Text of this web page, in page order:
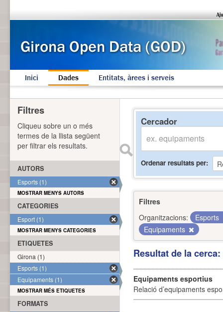
Inici Dades Entitats, àrees i serveis
Cercador
Ordenar resultats per
Filtres
Organitzacions:
Esports
Equipaments
Resultat de la
Equipaments esportius
Relació d’equipaments
Filtres
Cliqueu sobre un o més
termes de la llista següent
per filtrar els resultats.
AUTORS
Esports (1)
MOSTRAR MENYS AUTORS
CATEGORIES
Esport (1)
MOSTRAR MENYS CATEGORIES
ETIQUETES
Girona (1)
Esports (1)
Equipaments (1)
MOSTRAR MÉS ETIQUETES
FORMATS